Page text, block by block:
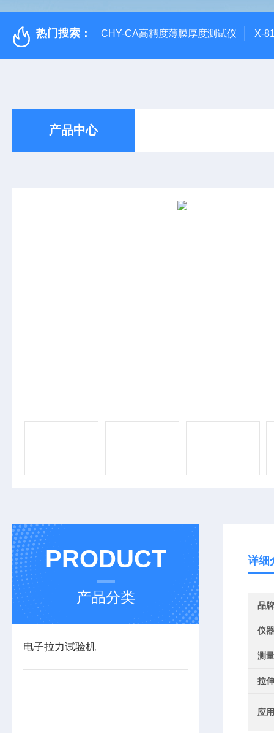
热门搜索： CHY-CA高精度薄膜厚度测试仪 X-
产品中心
PRODUCT
产品分类
电子拉力试验机
详细
品牌
仪
测
拉
应